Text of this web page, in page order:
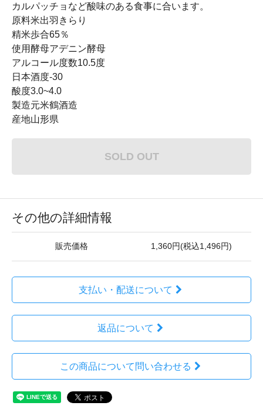
カルパッチョなど酸味のある食事に合います。
原料米出羽きらり
精米歩合65％
使用酵母アデニン酵母
アルコール度数10.5度
日本酒度-30
酸度3.0~4.0
製造元米鶴酒造
産地山形県
SOLD OUT
その他の詳細情報
販売価格 1,360円(税込1,496円)
支払い・配送について
返品について
この商品について問い合わせる